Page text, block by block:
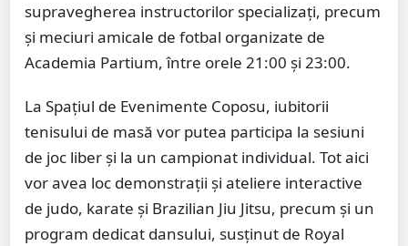
supravegherea instructorilor specializați, precum
și meciuri amicale de fotbal organizate de
Academia Partium, între orele 21:00 și 23:00.
La Spațiul de Evenimente Coposu, iubitorii
tenisului de masă vor putea participa la sesiuni
de joc liber și la un campionat individual. Tot aici
vor avea loc demonstrații și ateliere interactive
de judo, karate și Brazilian Jiu Jitsu, precum și un
program dedicat dansului, susținut de Royal